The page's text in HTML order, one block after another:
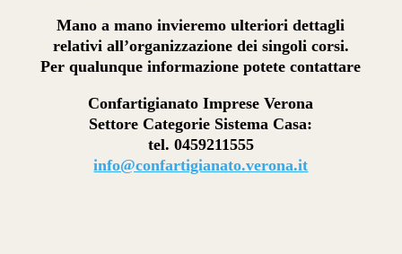
Mano a mano invieremo ulteriori dettagli
relativi all’organizzazione dei singoli corsi.
Per qualunque informazione potete contattare
Confartigianato Imprese Verona
Settore Categorie Sistema Casa:
tel. 0459211555
info@confartigianato.verona.it